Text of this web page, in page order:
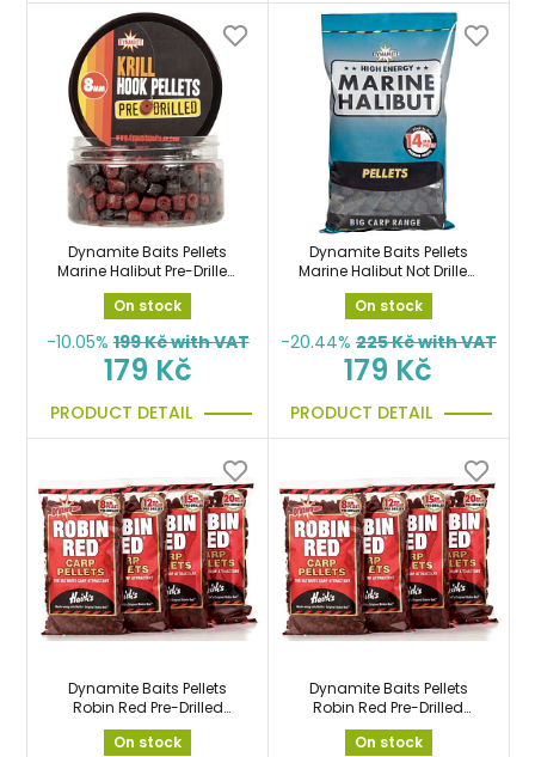
Dynamite Baits Pellets
Marine Halibut Pre-Drilled
8mm pelety předvrtané
na háček
On stock
-10.05% 199Kč with VAT
179 Kč
PRODUCT DETAIL
Dynamite Baits Pellets
Marine Halibut Not Drilled
14mm 900g pelety
On stock
-20.44% 225Kč with VAT
179 Kč
PRODUCT DETAIL
Dynamite Baits Pellets
Robin Red Pre-Drilled
900g 8mm předvrtané
pelety
On stock
Dynamite Baits Pellets
Robin Red Pre-Drilled
900g 12mm předvrtané
pelety
On stock